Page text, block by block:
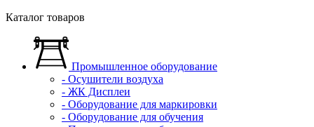
Каталог товаров
Промышленное оборудование
- Осушители воздуха
- ЖК Дисплеи
- Оборудование для маркировки
- Оборудование для обучения